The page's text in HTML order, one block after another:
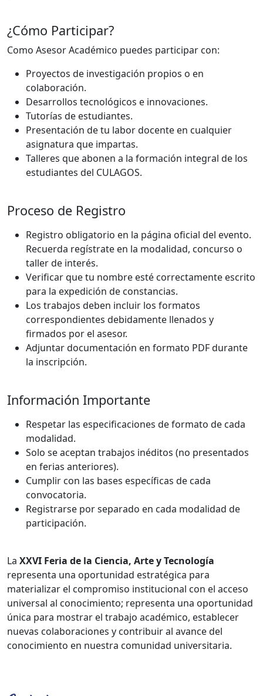
¿Cómo Participar?
Como Asesor Académico puedes participar con:
Proyectos de investigación propios o en
colaboración.
Desarrollos tecnológicos e innovaciones.
Tutorías de estudiantes.
Presentación de tu labor docente en cualquier
asignatura que impartas.
Talleres que abonen a la formación integral de los
estudiantes del CULAGOS.
Proceso de Registro
Registro obligatorio en la página oficial del evento.
Recuerda regístrate en la modalidad, concurso o
taller de interés.
Verificar que tu nombre esté correctamente escrito
para la expedición de constancias.
Los trabajos deben incluir los formatos
correspondientes debidamente llenados y
firmados por el asesor.
Adjuntar documentación en formato PDF durante
la inscripción.
Información Importante
Respetar las especificaciones de formato de cada
modalidad.
Solo se aceptan trabajos inéditos (no presentados
en ferias anteriores).
Cumplir con las bases específicas de cada
convocatoria.
Registrarse por separado en cada modalidad de
participación.
La XXVI Feria de la Ciencia, Arte y Tecnología
representa una oportunidad estratégica para
materializar el compromiso institucional con el acceso
universal al conocimiento; representa una oportunidad
única para mostrar el trabajo académico, establecer
nuevas colaboraciones y contribuir al avance del
conocimiento en nuestra comunidad universitaria.